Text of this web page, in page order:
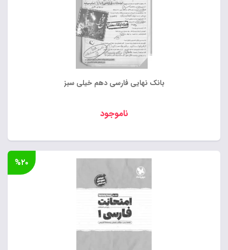
بانک نهایی فارسی دهم خیلی سبز
ناموجود
%۲۰